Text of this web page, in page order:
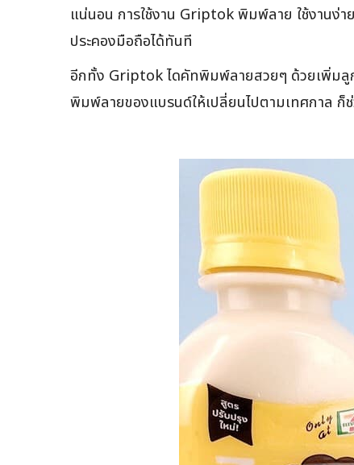
แน่นอน การใช้งาน Griptok พิมพ์ลาย ใช้งานง่
ประคองมือถือได้ทันที
อีกทั้ง Griptok ไดคัทพิมพ์ลายสวยๆ ด้วยเพิ่มลู
พิมพ์ลายของแบรนด์ให้เปลี่ยนไปตามเทศกาล ก็